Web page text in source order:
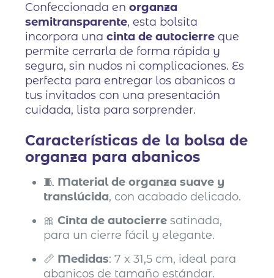
Confeccionada enorganza
semitransparente, esta bolsita
incorpora unacinta de autocierre que
permite cerrarla de forma rápida y
segura, sin nudos ni complicaciones. Es
perfecta para entregar los abanicos a
tus invitados con una presentación
cuidada, lista para sorprender.
Características de la bolsa de
organza para abanicos
🧵 Material de organza suave y
translúcida, con acabado delicado.
🎀Cinta de autocierre satinada,
para un cierre fácil y elegante.
📏 Medidas: 7 x 31,5 cm, ideal para
abanicos de tamaño estándar.